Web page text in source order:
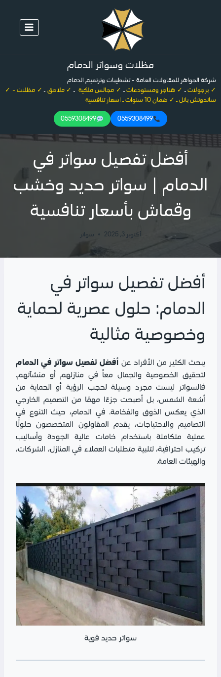
مظلات وسواتر الدمام
شركة الجواهر للمقاولات العامة - تشطيبات وترتميم الدمام
✓ برجولاتـ ✓ هناجر ومستودعات ـ ✓ مجالس ملكية ـ ✓ ملاحق ـ ✓ مظلات - ✓
ساندوتش بانل ـ ✓ ضمان 10 سنوات ـ اسعار تنافسية
0559308499
0559308499
أفضل تفصيل سواتر في
الدمام | سواتر حديد وخشب
وقماش بأسعار تنافسية
أكتوبر 3, 2025 سواتر
أفضل تفصيل سواتر في
الدمام: حلول عصرية لحماية
وخصوصية مثالية
يبحث الكثير من الأفراد عن أفضل تفصيل سواتر في الدمام
لتحقيق الخصوصية والجمال معاً في منازلهم أو منشآتهم.
فالسواتر ليست مجرد وسيلة لحجب الرؤية أو الحماية من
أشعة الشمس، بل أصبحت جزءًا مهمًا من التصميم الخارجي
الذي يعكس الذوق والفخامة. في الدمام، حيث التنوع في
التصاميم والاحتياجات، يقدم المقاولون المتخصصون حلولًا
عملية متكاملة باستخدام خامات عالية الجودة وأساليب
تركيب احترافية، لتلبية متطلبات العملاء في المنازل، الشركات،
والهيئات العامة.
سواتر حديد قوية